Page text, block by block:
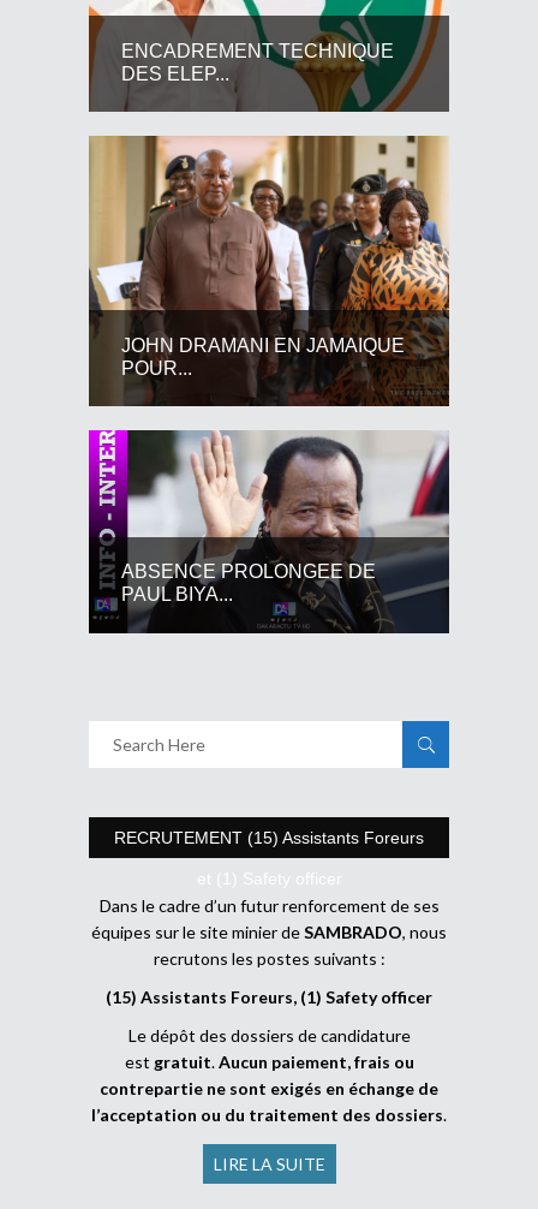
ENCADREMENT TECHNIQUE
DES ELEP...
JOHN DRAMANI EN JAMAIQUE
POUR...
ABSENCE PROLONGEE DE
PAUL BIYA...
RECRUTEMENT (15) Assistants Foreurs
et (1) Safety officer
Dans le cadre d’un futur renforcement de ses
équipes sur le site minier deSAMBRADO, nous
recrutons les postes suivants :
(15) Assistants Foreurs, (1) Safety officer
Le dépôt des dossiers de candidature
est gratuit.Aucun paiement, frais ou
contrepartie ne sont exigés en échange de
l’acceptation ou du traitement des dossiers.
LIRE LA SUITE